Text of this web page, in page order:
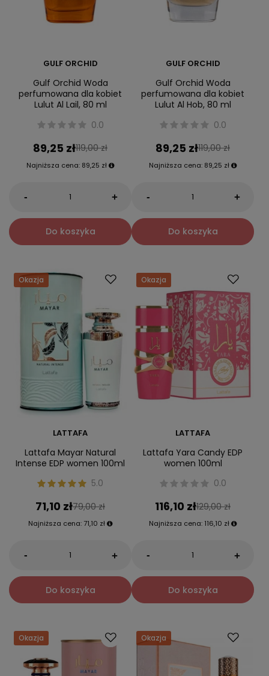
GULF ORCHID
Gulf Orchid Woda
perfumowana dla kobiet
Lulut Al Lail, 80 ml
0.0
89,25 zł119,00 zł
Najniższa cena: 89,25 zł
- +
Do koszyka
GULF ORCHID
Gulf Orchid Woda
perfumowana dla kobiet
Lulut Al Hob, 80 ml
0.0
89,25 zł119,00 zł
Najniższa cena: 89,25 zł
- +
Do koszyka
Okazja
LATTAFA
Lattafa Mayar Natural
Intense EDP women 100ml
5.0
71,10 zł79,00 zł
Najniższa cena: 71,10 zł
- +
Do koszyka
Okazja
LATTAFA
Lattafa Yara Candy EDP
women 100ml
0.0
116,10 zł129,00 zł
Najniższa cena: 116,10 zł
- +
Do koszyka
Okazja Okazja